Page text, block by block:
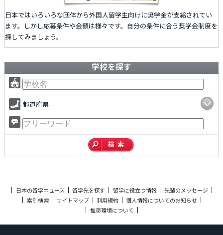
日本ではいろいろな団体から外国人留学生向けに奨学金が支給されてい
ます。しかし応募条件や金額は様々です。自分の条件に合う奨学金制度を
探してみましょう。
学校を探す
都道府県
日本の留学ニュース 留学先を探す 留学に役立つ情報
先輩のメッセージ
索引検索
サイトマップ 利用規約
個人情報についてのお知らせ
推奨環境について